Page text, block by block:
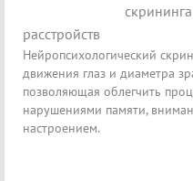
расстройств
Нейропсихологический
движения глаз и диаметра
позволяющая облегчить
нарушениями памяти,
настроением.